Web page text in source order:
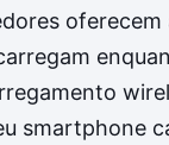
oferecem
smartphone